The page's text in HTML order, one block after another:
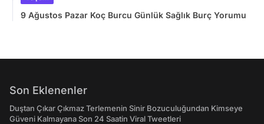
9 Ağustos Pazar Koç Burcu Günlük Sağlık Burç Yorumu
Son Eklenenler
Duştan Çıkar Çıkmaz Terlemenin Sinir Bozuculuğundan Kimseye
Güveni Kalmayana Son 24 Saatin Viral Tweetleri